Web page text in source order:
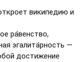
википедию и
ра́венство,
эгалита́рность —
достижение